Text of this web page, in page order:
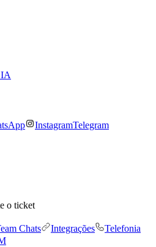
IA
InstagramTelegram
o ticket
Chats Integrações
Telefonia